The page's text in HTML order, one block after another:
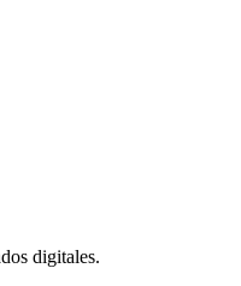
digitales.